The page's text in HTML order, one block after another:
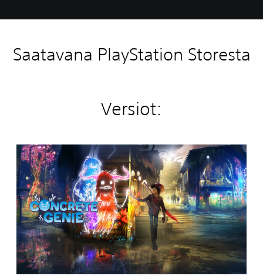
Saatavana PlayStation Storesta
Versiot:
C
o
n
c
r
e
t
e
n
i